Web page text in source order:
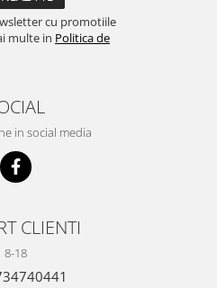
cu promotiile
multe in Politica de
in social media
CLIENTI
8-18